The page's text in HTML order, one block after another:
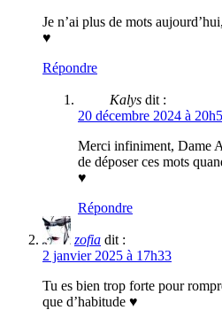
Je n’ai plus de mots
♥
Répondre
Kalys dit :
20 décembre 2024 à
Merci infiniment, Dame
de déposer ces mots
♥
Répondre
zofia dit :
2 janvier 2025 à 17h33
Tu es bien trop forte pour
que d’habitude ♥